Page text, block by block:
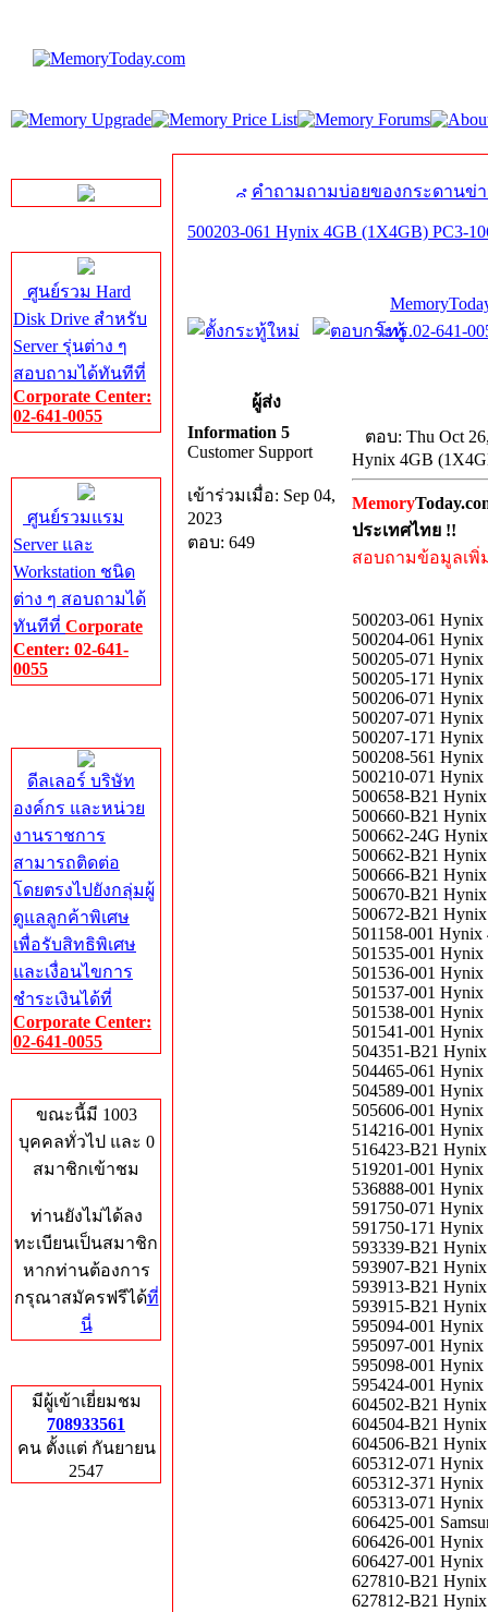
ศูนย์รวม Hard
Disk Drive สำหรับ
Server รุ่นต่าง ๆ
สอบถามได้ทันทีที่
Corporate Center:
02-641-0055
ศูนย์รวมแรม
Server และ
Workstation ชนิด
ต่าง ๆ สอบถามได้
ทันทีที่ Corporate
Center: 02-641-
0055
ดีลเลอร์ บริษัท
องค์กร และหน่วย
งานราชการ
สามารถติดต่อ
โดยตรงไปยังกลุ่มผู้
ดูแลลูกค้าพิเศษ
เพื่อรับสิทธิพิเศษ
และเงื่อนไขการ
ชำระเงินได้ที่
Corporate Center:
02-641-0055
ขณะนี้มี 1003
บุคคลทั่วไป และ 0
สมาชิกเข้าชม
ท่านยังไม่ได้ลง
ทะเบียนเป็นสมาชิก
หากท่านต้องการ
กรุณาสมัครฟรีได้ที่
นี่
มีผู้เข้าเยี่ยมชม
708933561
คน ตั้งแต่ กันยายน
2547
คำถามถามบ่อยของกระดานข่
500203-061 Hynix 4GB (1X4GB) PC3-
โทร.02-641-
ผู้ส่ง
Information 5
Customer Support
เข้าร่วมเมื่อ: Sep 04,
2023
ตอบ: 649
ตอบ: Thu Oct
Hynix 4GB
Memory
ประเทศไทย !!
สอบถามข้อมูลเพิ่
500203-061
500204-061
500205-071
500205-171
500206-071
500207-071
500207-171
500208-561
500210-071
500658-B21
500660-B21
500662-24G
500662-B21
500666-B21
500670-B21
500672-B21
501158-001
501535-001
501536-001
501537-001
501538-001
501541-001
504351-B21
504465-061
504589-001
505606-001
514216-001
516423-B21
519201-001
536888-001
591750-071
591750-171
593339-B21
593907-B21
593913-B21
593915-B21
595094-001
595097-001
595098-001
595424-001
604502-B21
604504-B21
604506-B21
605312-071
605312-371
605313-071
606425-001
606426-001
606427-001
627810-B21
627812-B21